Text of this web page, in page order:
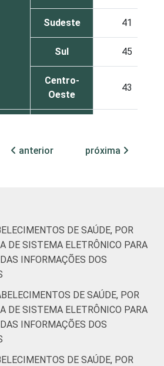
Sudeste 41
Sul 45
Centro-
Oeste
43
internação
(mais de
Serviço de
apoio à
anterior próxima
DE SAÚDE, POR
DE SISTEMA ELETRÔNICO PARA
INFORMAÇÕES DOS
DE SAÚDE, POR
DE SISTEMA ELETRÔNICO PARA
INFORMAÇÕES DOS
DE SAÚDE, POR